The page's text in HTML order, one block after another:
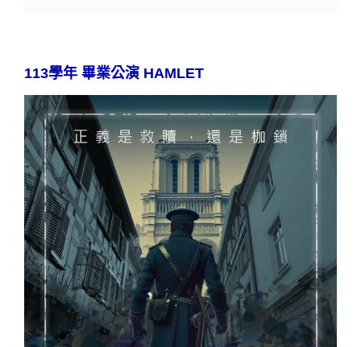
113學年 畢業公演 HAMLET